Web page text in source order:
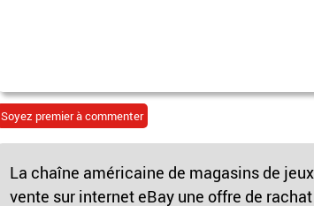
Soyez premier à commenter
La chaîne américaine de magasins de
vente sur internet eBay une offre de